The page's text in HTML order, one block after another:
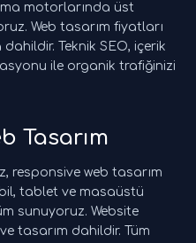
motorlarında üst
Web tasarım fiyatları
Teknik SEO, içerik
ile organik trafiğinizi
Tasarım
responsive web tasarım
tablet ve masaüstü
sunuyoruz. Website
tasarım dahildir. Tüm